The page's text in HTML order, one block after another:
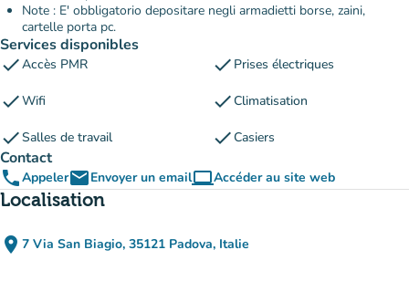
Note : E' obbligatorio depositare negli armadietti borse, zaini,
cartelle porta pc.
Services disponibles
checkAccès PMR check Prises électriques
checkWifi checkClimatisation
checkSalles de travail checkCasiers
Contact
phoneAppeleremailEnvoyer un emailcomputerAccéder au site web
(nouvel onglet)
Localisation
place 7 Via San Biagio, 35121 Padova, Italie
(ouvrir dans Google Maps)
(nouvel onglet)